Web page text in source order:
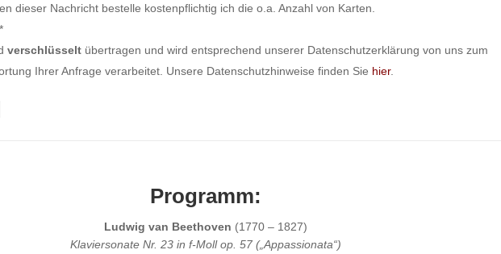
dieser Nachricht bestelle kostenpflichtig ich die o.a. Anzahl von Karten.
*
verschlüsselt übertragen und wird entsprechend unserer Datenschutzerklärung von uns zum
Ihrer Anfrage verarbeitet. Unsere Datenschutzhinweise finden Sie hier.
Programm:
Ludwig van Beethoven (1770 – 1827)
Klaviersonate Nr. 23 in f-Moll op. 57 („Appassionata“)